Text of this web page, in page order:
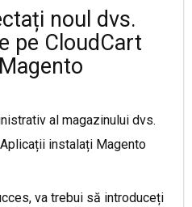
noul dvs.
pe CloudCart
al magazinului dvs.
instalați Magento
va trebui să introduceți